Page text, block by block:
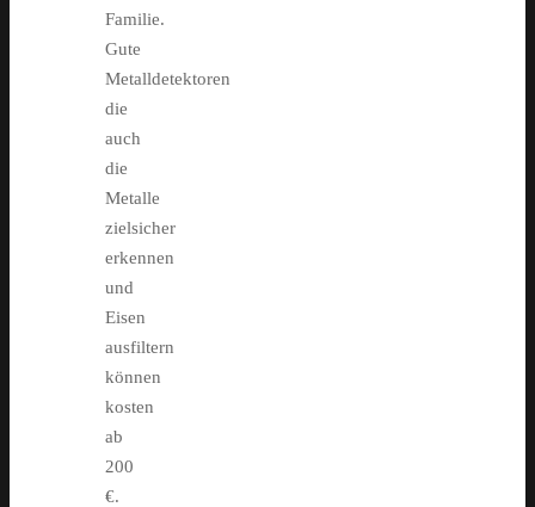
Familie.
Gute
Metalldetektoren
die
auch
die
Metalle
zielsicher
erkennen
und
Eisen
ausfiltern
können
kosten
ab
200
€.